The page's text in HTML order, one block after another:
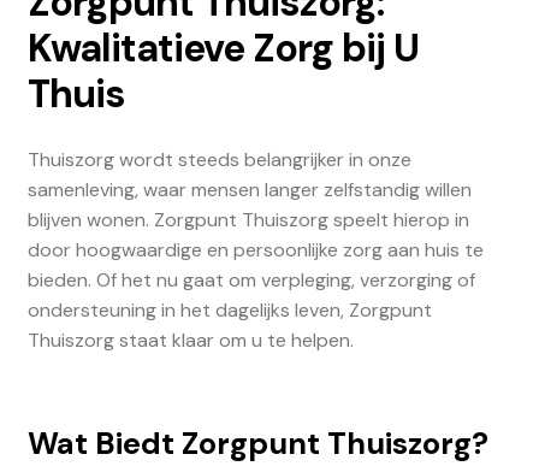
Kwalitatieve Zorg bij U
Thuis
Thuiszorg wordt steeds belangrijker in onze
samenleving, waar mensen langer zelfstandig willen
blijven wonen. Zorgpunt Thuiszorg speelt hierop in
door hoogwaardige en persoonlijke zorg aan huis te
bieden. Of het nu gaat om verpleging, verzorging of
ondersteuning in het dagelijks leven, Zorgpunt
Thuiszorg staat klaar om u te helpen.
Wat Biedt Zorgpunt Thuiszorg?